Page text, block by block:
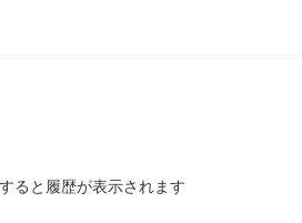
ると履歴が表示されます